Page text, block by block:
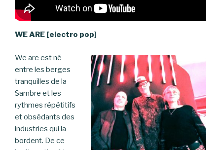
WE ARE [electro pop]
We are est né
entre les berges
tranquilles de la
Sambre et les
rythmes répétitifs
et obsédants des
industries qui la
bordent. De ce